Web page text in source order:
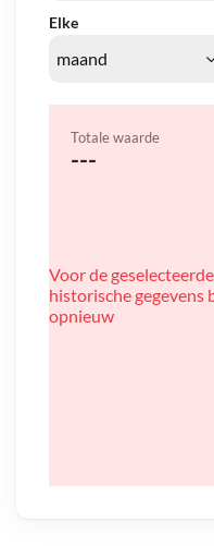
Elke
Totale waarde
---
Voor de
historische gegevens
opnieuw